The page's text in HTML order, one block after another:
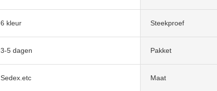
6 kleur Steekproef
3-5 dagen Pakket
Sedex.etc Maat